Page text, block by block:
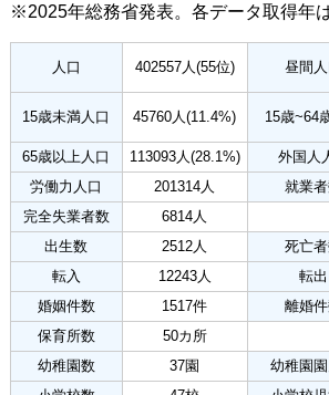
※2025年総務省発表。各データ取得年は
人口 402557人(55位) 昼間人
15歳未満人口 45760人(11.4%) 15歳~64
65歳以上人口
113093人(28.1%) 外国人
労働力人口
201314人 就業
完全失業者数
6814人
出生数
2512人 死亡
転入
12243人 転出
婚姻件数
1517件 離婚
保育所数
50カ所
幼稚園数
37園 幼稚園